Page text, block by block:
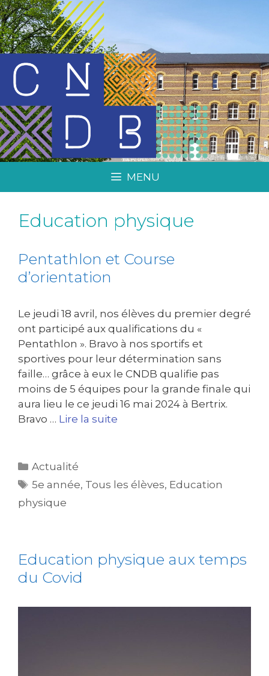
MENU
Education physique
Pentathlon et Course
d’orientation
Le jeudi 18 avril, nos élèves du premier degré
ont participé aux qualifications du «
Pentathlon ». Bravo à nos sportifs et
sportives pour leur détermination sans
faille… grâce à eux le CNDB qualifie pas
moins de 5 équipes pour la grande finale qui
aura lieu le ce jeudi 16 mai 2024 à Bertrix.
Bravo … Lire la suite
Actualité
5e année, Tous les élèves, Education
physique
Education physique aux temps
du Covid